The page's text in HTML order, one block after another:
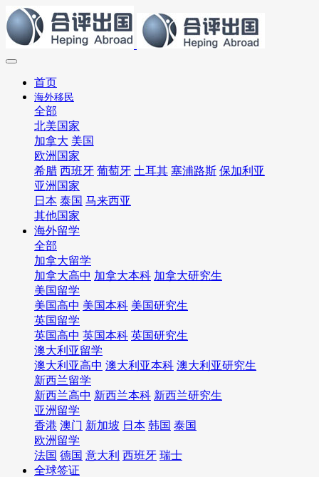
首页
海外移民
全部
北美国家
加拿大 美国
欧洲国家
希腊 西班牙 葡萄牙 土耳其 塞浦路斯 保加利亚
亚洲国家
日本 泰国 马来西亚
其他国家
海外留学
全部
加拿大留学
加拿大高中 加拿大本科 加拿大研究生
美国留学
美国高中 美国本科 美国研究生
英国留学
英国高中 英国本科 英国研究生
澳大利亚留学
澳大利亚高中 澳大利亚本科 澳大利亚研究生
新西兰留学
新西兰高中 新西兰本科 新西兰研究生
亚洲留学
香港 澳门 新加坡 日本 韩国 泰国
欧洲留学
法国 德国 意大利 西班牙 瑞士
全球签证